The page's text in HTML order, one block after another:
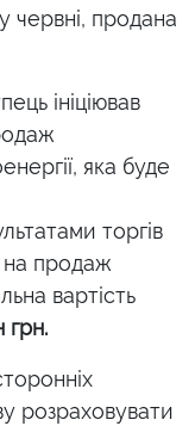
червні, продана
ініціював
, яка буде
торгів
на продаж
вартість
грн.
розраховувати